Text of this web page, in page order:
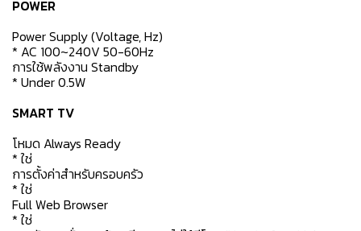
POWER
Power Supply (Voltage, Hz)
* AC 100~240V 50-60Hz
การใช้พลังงาน Standby
* Under 0.5W
SMART TV
โหมด Always Ready
* ใช่
การตั้งค่าสำหรับครอบครัว
* ใช่
Full Web Browser
* ใช่